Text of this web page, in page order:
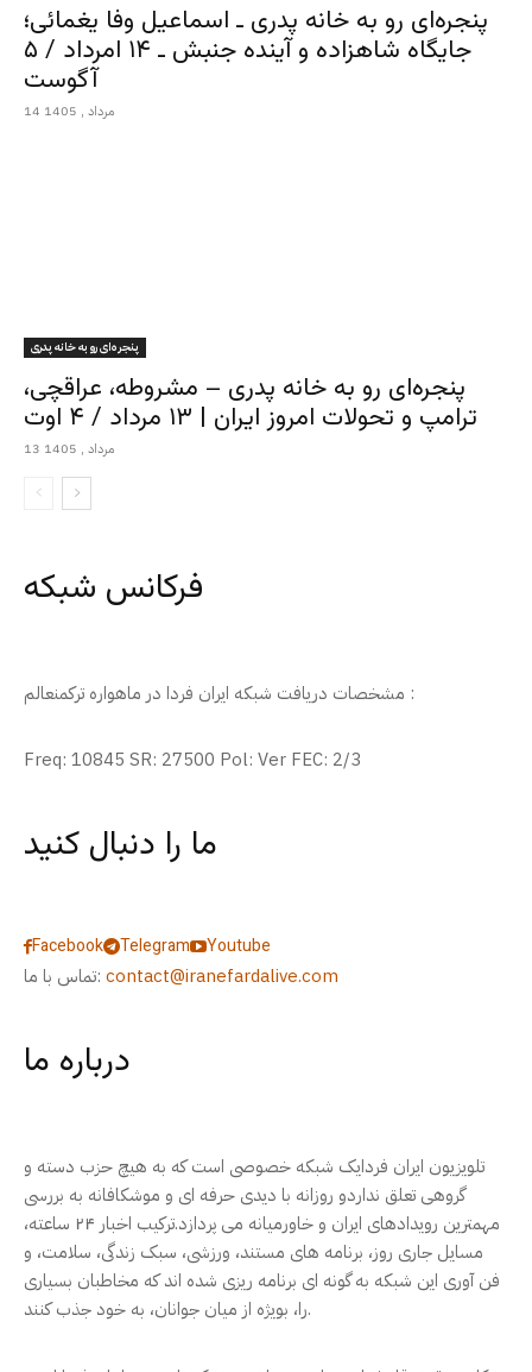
پنجره‌ای رو به خانه پدری ـ اسماعیل وفا یغمائی؛
جایگاه شاهزاده و آینده جنبش ـ ۱۴ امرداد / ۵
آگوست
14 مرداد , 1405
پنجره‌ای رو به خانه پدری
پنجره‌ای رو به خانه پدری – مشروطه، عراقچی،
ترامپ و تحولات امروز ایران | ۱۳ مرداد / ۴ اوت
13 مرداد , 1405
فرکانس شبکه
مشخصات دریافت شبکه ایران فردا در ماهواره ترکمنعالم :
Freq: 10845 SR: 27500 Pol: Ver FEC: 2/3
ما را دنبال کنید
Facebook Telegram
Youtube
تماس با ما: contact@iranefardalive.com
درباره ما
تلویزیون ایران فردایک شبکه خصوصی است که به هیچ حزب دسته و
گروهی تعلق نداردو روزانه با دیدی حرفه ای و موشکافانه به بررسی
مهمترین رویدادهای ایران و خاورمیانه می پردازد.ترکیب اخبار ۲۴ ساعته،
مسایل جاری روز، برنامه های مستند، ورزشی، سبک زندگی، سلامت، و
فن آوری این شبکه به گونه ای برنامه ریزی شده اند که مخاطبان بسیاری
را، بویژه از میان جوانان، به خود جذب کنند.